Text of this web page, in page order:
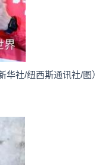
华社/纽西斯通讯社/图